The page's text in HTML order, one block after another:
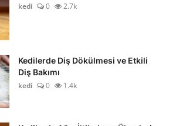
kedi
0 2.7k
Kedilerde Diş Dökülmesi ve Etkili
Diş Bakımı
kedi
0 1.4k